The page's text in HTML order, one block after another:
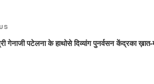
गेनाजी पटेलना के हाथोसे दिव्यांग पुनर्वसन केंद्रका